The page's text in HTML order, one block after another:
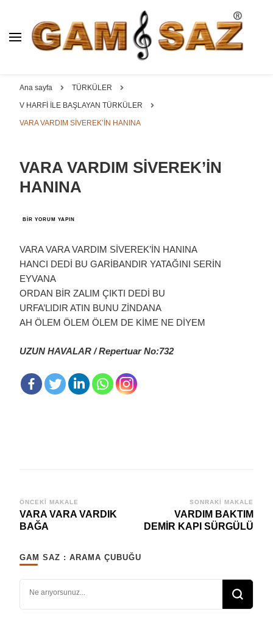
BAĞLAMA İMALAT / SATIŞ
YAPRAK || ELEKTRO ||
ÖZEL BAĞLAMA İMALAT /
SATIŞ
Padok, Kompozit, Mat, Divan, Çöğür, Cura, Solak, Dede,
Oyma ve yaprak sazlar, özel imalat bağlamalar
Ana sayfa TÜRKÜLER
V HARFİ İLE BAŞLAYAN TÜRKÜLER
VARA VARDIM SİVEREK’İN HANINA
VARA VARDIM SİVEREK’İN
HANINA
VARA
HANINA
BIR YORUM YAPIN
VARA VARA VARDIM SİVEREK’İN HANINA
HANCI DEDİ BU GARİBANDIR YATAĞINI SERİN
EYVANA
ORDAN BİR ZALIM ÇIKTI DEDİ BU
URFA’LIDIR ATIN BUNU ZİNDANA
AH ÖLEM ÖLEM ÖLEM DE KİME NE DİYEM
UZUN HAVALAR / Repertuar No:732
Yazı
dolaşımı
ÖNCEKI MAKALE
VARA VARA VARDIK
BAĞA
SONRAKI MAKALE
VARDIM BAKTIM
DEMİR KAPI SÜRGÜLÜ
GAM SAZ : ARAMA ÇUBUĞU